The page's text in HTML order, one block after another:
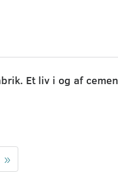
Et liv i og af
»